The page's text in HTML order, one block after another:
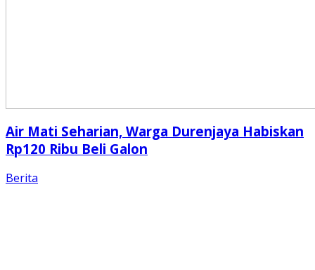
Air Mati Seharian, Warga Durenjaya Habiskan
Rp120 Ribu Beli Galon
Berita